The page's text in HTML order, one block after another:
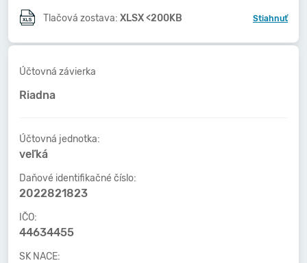
Tlačová zostava: XLSX <200KB Stiahnuť
Účtovná závierka
Riadna
Účtovná jednotka:
veľká
Daňové identifikačné číslo:
2022821823
IČO:
44634455
SK NACE: